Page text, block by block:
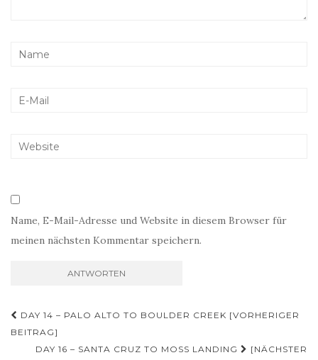
Name, E-Mail-Adresse und Website in diesem Browser für
meinen nächsten Kommentar speichern.
Beitragsnavigation
DAY 14 – PALO ALTO TO BOULDER CREEK [VORHERIGER
BEITRAG]
DAY 16 – SANTA CRUZ TO MOSS LANDING
[NÄCHSTER